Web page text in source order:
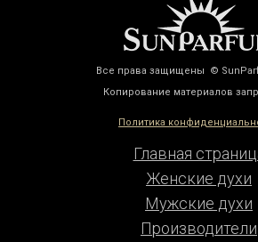
Все права защищены ©
Копирование материалов
Политика
Главная
Женские духи
Мужские духи
Производители